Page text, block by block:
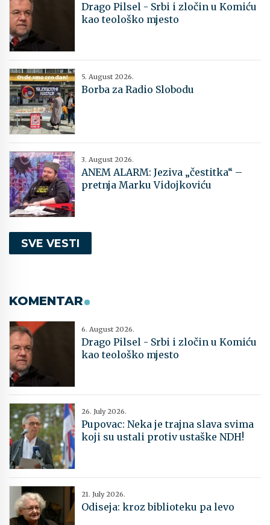
Drago Pilsel - Srbi i zločin u Komiću
kao teološko mjesto
5. August 2026.
Borba za Radio Slobodu
3. August 2026.
ANEM ALARM: Jeziva „čestitka“ –
pretnja Marku Vidojkoviću
SVE VESTI
KOMENTAR
6. August 2026.
Drago Pilsel - Srbi i zločin u Komiću
kao teološko mjesto
26. July 2026.
Pupovac: Neka je trajna slava svima
koji su ustali protiv ustaške NDH!
21. July 2026.
Odiseja: kroz biblioteku pa levo